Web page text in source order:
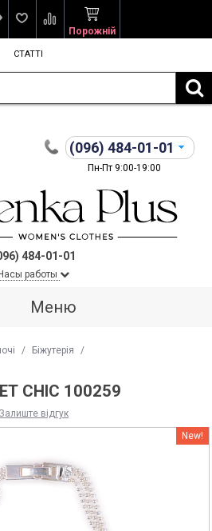
Порожній
СТАТТІ
(096) 484-01-01
Пн-Пт 9:00-19:00
484-01-01
работы
Меню
/ Біжутерія /
CHIC 100259
Залиште відгук
New!